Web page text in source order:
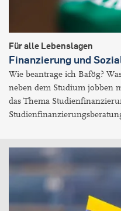
Für alle Lebenslagen
Finanzierung und
Wie beantrage ich Bafög?
neben dem Studium jobben
das Thema